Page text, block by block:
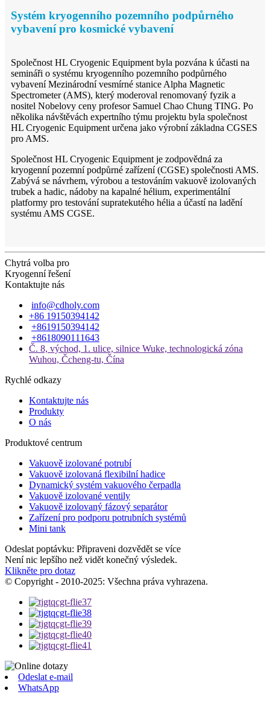
Systém kryogenního pozemního podpůrného
vybavení pro kosmické vybavení
Společnost HL Cryogenic Equipment byla pozvána k účasti na
semináři o systému kryogenního pozemního podpůrného
vybavení Mezinárodní vesmírné stanice Alpha Magnetic
Spectrometer (AMS), který moderoval renomovaný fyzik a
nositel Nobelovy ceny profesor Samuel Chao Chung TING. Po
několika návštěvách expertního týmu projektu byla společnost
HL Cryogenic Equipment určena jako výrobní základna CGSES
pro AMS.
Společnost HL Cryogenic Equipment je zodpovědná za
kryogenní pozemní podpůrné zařízení (CGSE) společnosti AMS.
Zabývá se návrhem, výrobou a testováním vakuově izolovaných
trubek a hadic, nádoby na kapalné hélium, experimentální
platformy pro testování supratekutého hélia a účastí na ladění
systému AMS CGSE.
Chytrá volba pro
Kryogenní řešení
Kontaktujte nás
info@cdholy.com
+86 19150394142
+8619150394142
+8618090111643
Č. 8, východ, 1. ulice, silnice Wuke, technologická zóna
Wuhou, Čcheng-tu, Čína
Rychlé odkazy
Kontaktujte nás
Produkty
O nás
Produktové centrum
Vakuově izolované potrubí
Vakuově izolovaná flexibilní hadice
Dynamický systém vakuového čerpadla
Vakuově izolované ventily
Vakuově izolovaný fázový separátor
Zařízení pro podporu potrubních systémů
Mini tank
Odeslat poptávku: Připraveni dozvědět se více
Není nic lepšího než vidět konečný výsledek.
Klikněte pro dotaz
© Copyright - 2010-2025: Všechna práva vyhrazena.
Odeslat e-mail
WhatsApp